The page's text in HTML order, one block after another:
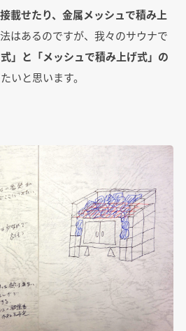
載せたり、金属メッシュで積み上
はあるのですが、我々のサウナで
」と「メッシュで積み上げ式」の
いと思います。